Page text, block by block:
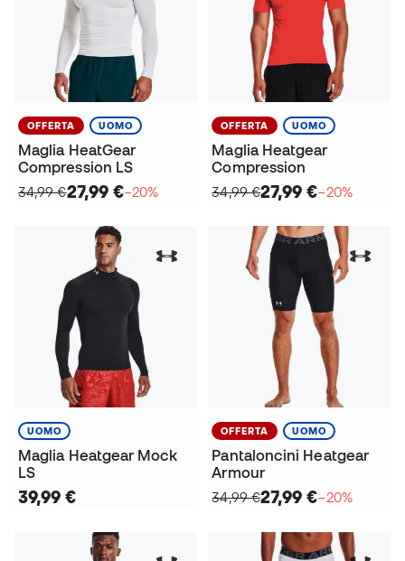
OFFERTA UOMO
Maglia HeatGear
Compression LS
34,99 €27,99 €−20%
OFFERTA UOMO
Maglia Heatgear
Compression
34,99 €27,99 €−20%
UOMO
Maglia Heatgear Mock
LS
39,99 €
OFFERTA UOMO
Pantaloncini Heatgear
Armour
34,99 €27,99 €−20%